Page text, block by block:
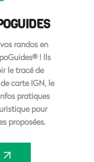
randos en
! Ils
le tracé de
carte IGN, le
pratiques
pour
proposées.